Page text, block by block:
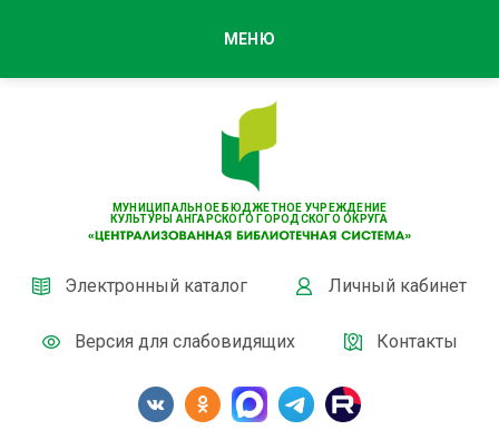
МУНИЦИПАЛЬНОЕ БЮДЖЕТНОЕ УЧРЕЖДЕНИЕ
КУЛЬТУРЫ АНГАРСКОГО ГОРОДСКОГО ОКРУГА
Электронный каталог Личный кабинет
Версия для слабовидящих Контакты
МЕНЮ